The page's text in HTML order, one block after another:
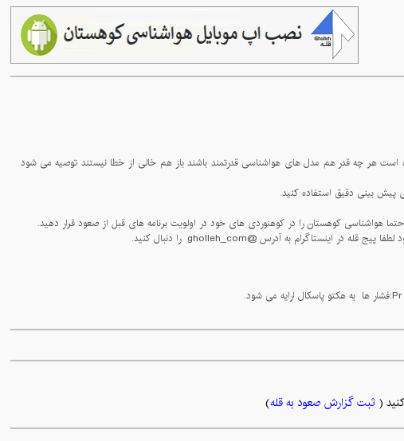
- همنوردان عزیز دقت فرمایید داده های هواشناسی کوهستان از مدل های پیشرفته جهانی بهره می برد و با توجه به اینکه پیش بینی هواشناسی در حقیقت پیش بینی آینده است هر چه قدر هم مدل های هواشناسی قدرتمند باشند باز هم خالی از خطا نیستند توصیه می شود
ثبت گزارش صعود به قله)